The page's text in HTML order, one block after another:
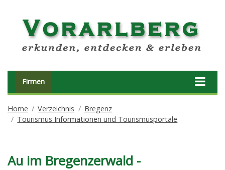
Firmen
Home Verzeichnis
Bregenz
Tourismus Informationen und Tourismusportale
Au im Bregenzerwald -